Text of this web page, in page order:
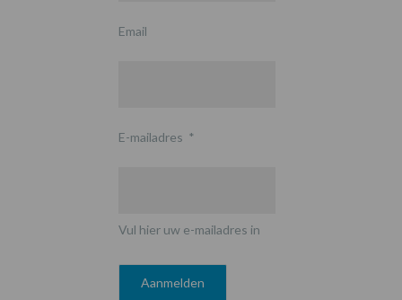
Email
E-mailadres *
Vul hier uw e-mailadres in